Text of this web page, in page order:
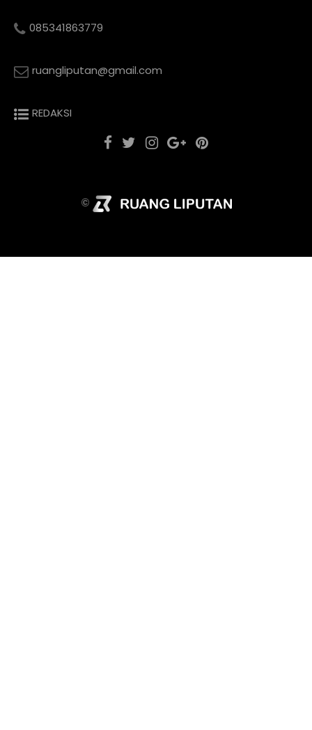
085341863779
ruangliputan@gmail.com
REDAKSI
©